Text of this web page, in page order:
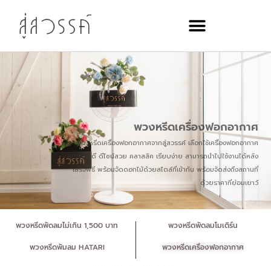
พวงหรีดเครื่องฟอกอากาศ
พวงหรีดเครื่องฟอกอากาศจากสู่สวรรค์ เลือกใช้เครื่องฟอกอากาศ
คุณภาพดี ดีไซน์สวย คลาสสิค เรียบง่าย สามารถนำไปใช้งานได้หลัง
เสร็จพิธี พร้อมจัดดอกไม้ด้วยสไตล์ที่เข้ากัน พร้อมจัดส่งถึงสถานที่
ด้วยราคาที่ย่อมเยาว์
พวงหรีดพัดลมไม่เกิน 1,500 บาท
พวงหรีดพัดลมโมเดิร์น
พวงหรีดพัมลม HATARI
พวงหรีดเครื่องฟอกอากาศ